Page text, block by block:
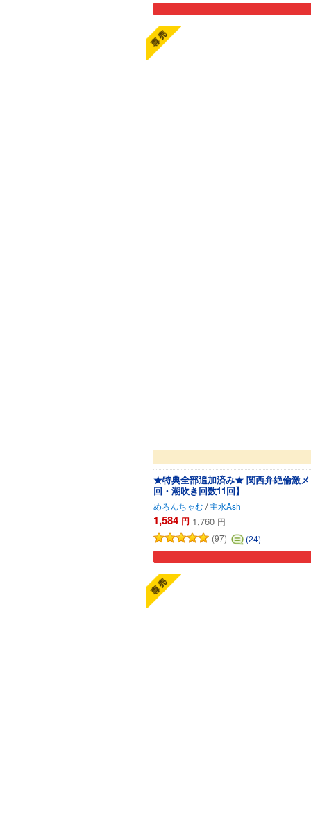
★特典全部追加済み★ 関西弁絶倫激メ
回・潮吹き回数11回】
めろんちゃむ/ 主水Ash
1,584 円 1,760 円
(97)
(24)